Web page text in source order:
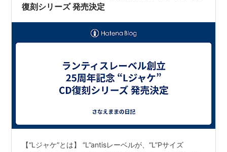
復刻シリーズ 発売決定
【“Lジャケ”とは】 “L”antisレーベルが、“L”Pサイズ